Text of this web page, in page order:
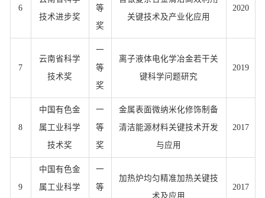
6
技术进步奖
等
奖
关键技术及产业化应用
2020
7
云南省科学
技术奖
一
等
奖
离子液体电化学冶金若干关
键科学问题研究
2019
8
中国有色金
属工业科学
技术奖
一
等
奖
金属表面微纳米化修饰制备
清洁能源材料关键技术开发
与应用
2017
9
中国有色金
属工业科学
一
等
加热炉均匀精准加热关键技
术及应用
2017